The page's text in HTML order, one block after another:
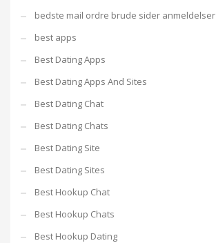
bedste mail ordre brude sider anmeldelser
best apps
Best Dating Apps
Best Dating Apps And Sites
Best Dating Chat
Best Dating Chats
Best Dating Site
Best Dating Sites
Best Hookup Chat
Best Hookup Chats
Best Hookup Dating